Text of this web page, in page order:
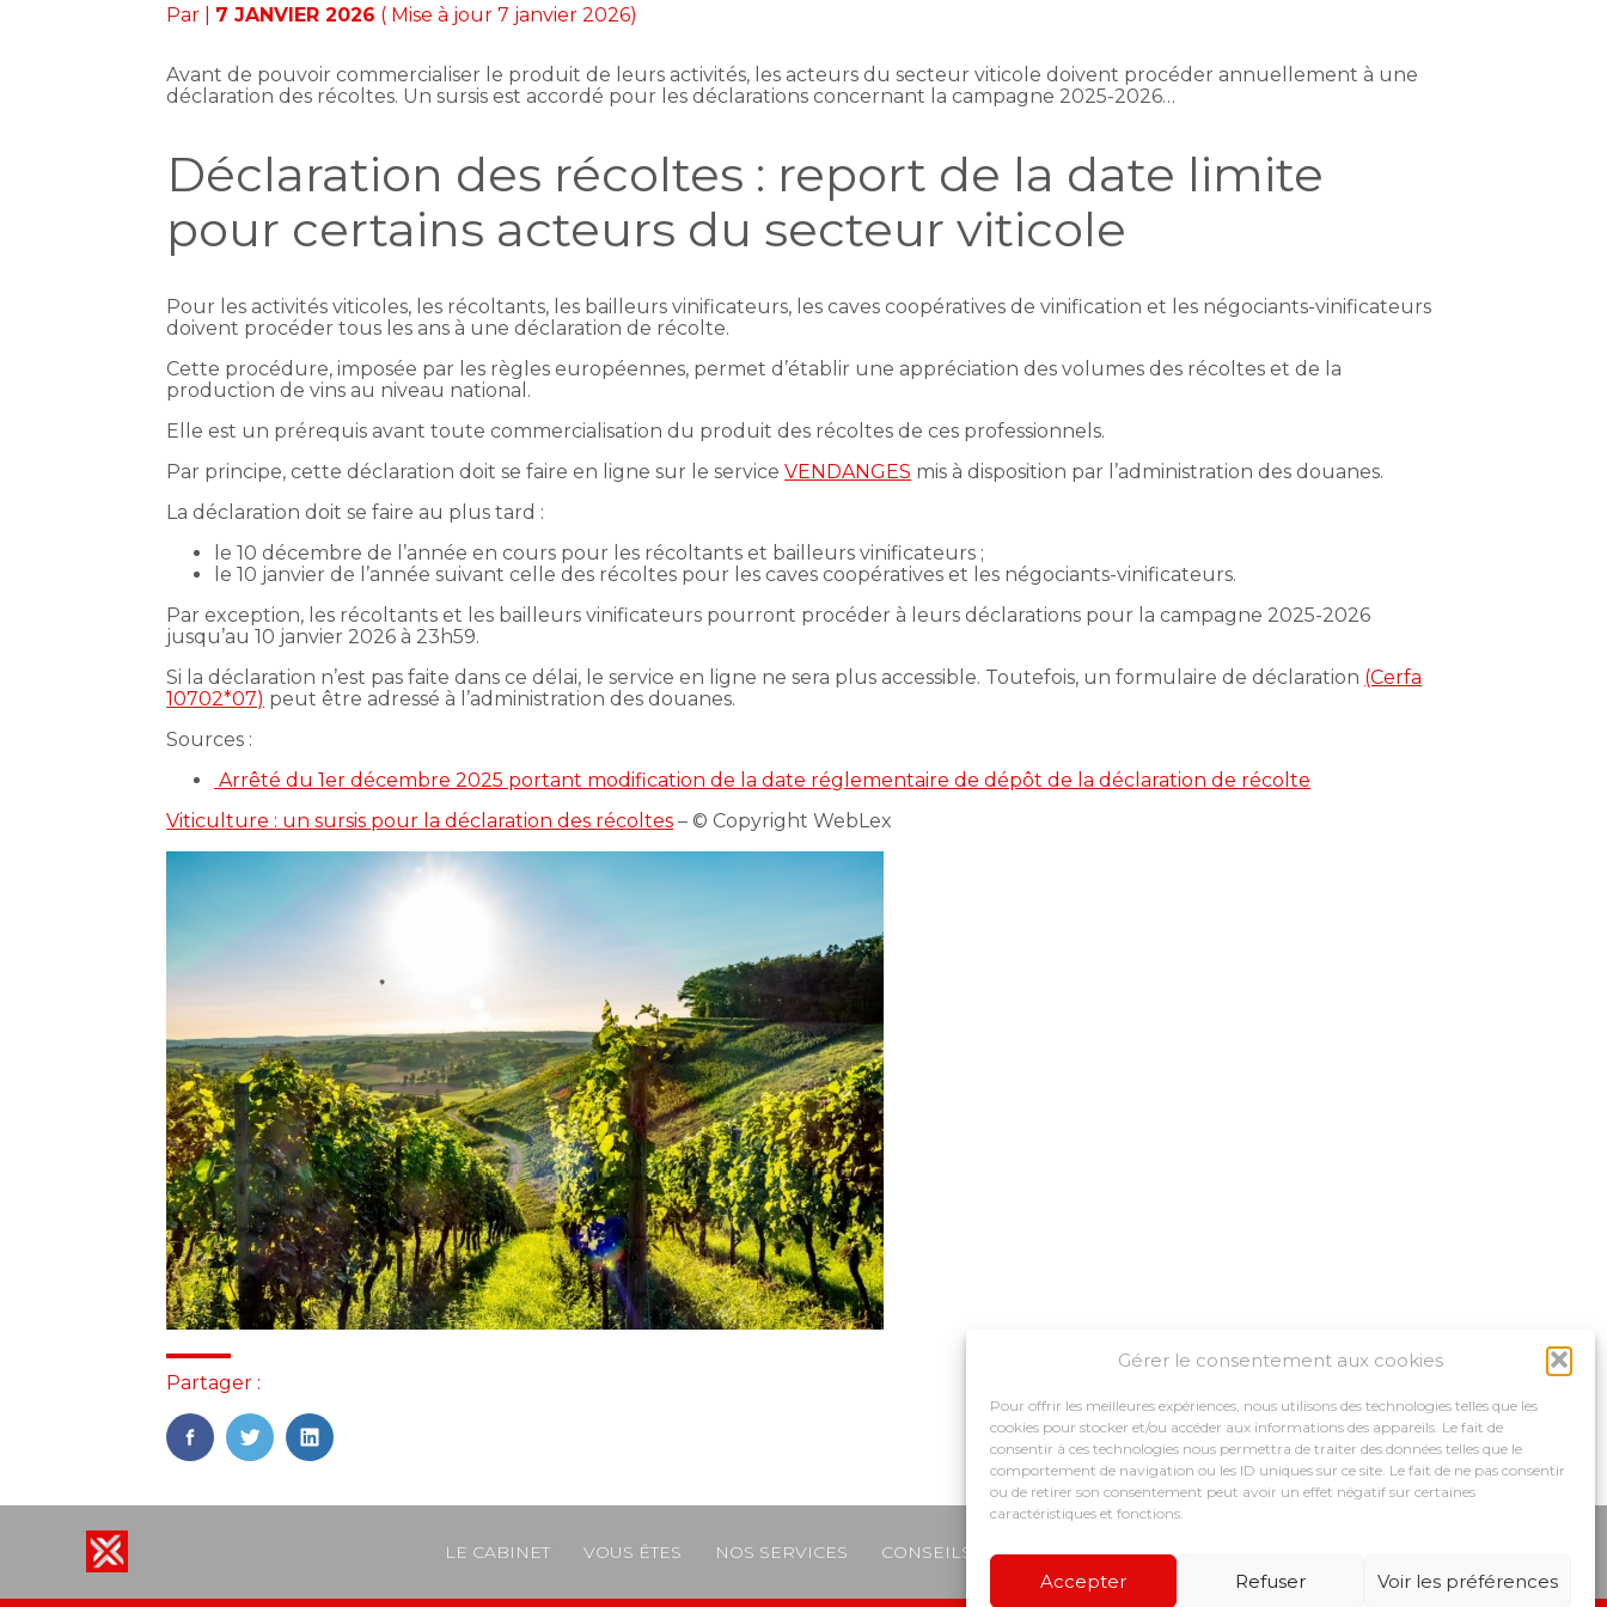
Gérer le consentement aux cookies
Pour offrir les meilleures expériences, nous utilisons des technologies telles que les
cookies pour stocker et/ou accéder aux informations des appareils. Le fait de
consentir à ces technologies nous permettra de traiter des données telles que le
comportement de navigation ou les ID uniques sur ce site. Le fait de ne pas consentir
ou de retirer son consentement peut avoir un effet négatif sur certaines
caractéristiques et fonctions.
Accepter Refuser Voir les préférences
Par 7 JANVIER 2026 ( Mise à jour 7 janvier 2026)
Avant de pouvoir commercialiser le produit de leurs activités, les acteurs du secteur viticole doivent procéder annuellement à une
déclaration des récoltes. Un sursis est accordé pour les déclarations concernant la campagne 2025-2026…
Déclaration des récoltes : report de la date limite
pour certains acteurs du secteur viticole
Pour les activités viticoles, les récoltants, les bailleurs vinificateurs, les caves coopératives de vinification et les négociants-vinificateurs
doivent procéder tous les ans à une déclaration de récolte.
Cette procédure, imposée par les règles européennes, permet d’établir une appréciation des volumes des récoltes et de la
production de vins au niveau national.
Elle est un prérequis avant toute commercialisation du produit des récoltes de ces professionnels.
Par principe, cette déclaration doit se faire en ligne sur le serviceVENDANGES mis à disposition par l’administration des douanes.
La déclaration doit se faire au plus tard :
le 10 décembre de l’année en cours pour les récoltants et bailleurs vinificateurs ;
le 10 janvier de l’année suivant celle des récoltes pour les caves coopératives et les négociants-vinificateurs.
Par exception, les récoltants et les bailleurs vinificateurs pourront procéder à leurs déclarations pour la campagne 2025-2026
jusqu’au 10 janvier 2026 à 23h59.
Si la déclaration n’est pas faite dans ce délai, le service en ligne ne sera plus accessible. Toutefois, un formulaire de déclaration (Cerfa
10702*07) peut être adressé à l’administration des douanes.
Sources :
Arrêté du 1er décembre 2025 portant modification de la date réglementaire de dépôt de la déclaration de récolte
Viticulture : un sursis pour la déclaration des récoltes – © Copyright WebLex
Partager :
FaceBook
TwitterLinkedIn
Footer
LE CABINET VOUS ÊTES NOS SERVICES CONSEILS ET ACCOMPAGNEMENTS